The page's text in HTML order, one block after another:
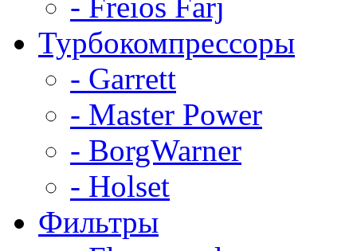
Турбокомпрессоры
- Garrett
- Master Power
- BorgWarner
- Holset
Фильтры